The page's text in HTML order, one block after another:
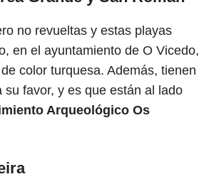
no revueltas y estas playas
en el ayuntamiento de O Vicedo,
color turquesa. Además, tienen
su favor, y es que están al lado
Arqueológico Os